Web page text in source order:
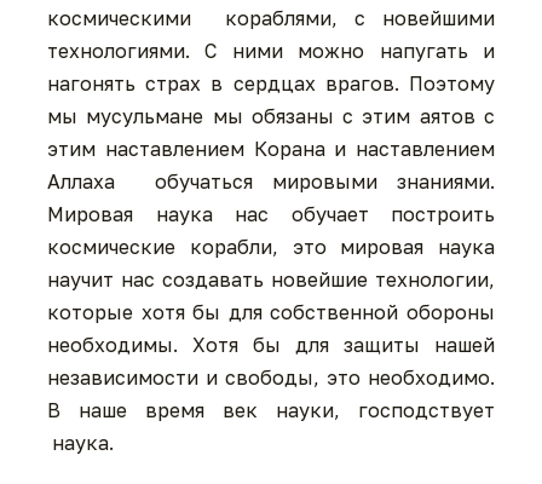
космическими кораблями, с новейшими
технологиями. С ними можно напугать и
нагонять страх в сердцах врагов. Поэтому
мы мусульмане мы обязаны с этим аятов с
этим наставлением Корана и наставлением
Аллаха обучаться мировыми знаниями.
Мировая наука нас обучает построить
космические корабли, это мировая наука
научит нас создавать новейшие технологии,
которые хотя бы для собственной обороны
необходимы. Хотя бы для защиты нашей
независимости и свободы, это необходимо.
В наше время век науки, господствует
наука.